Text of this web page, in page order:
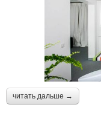
читать дальше →